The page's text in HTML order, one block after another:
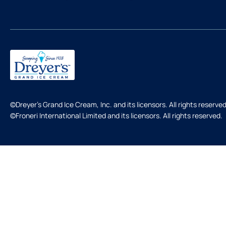
©Dreyer's Grand Ice Cream, Inc. and its licensors. All rights
©Froneri International Limited and its licensors. All rights reserved.